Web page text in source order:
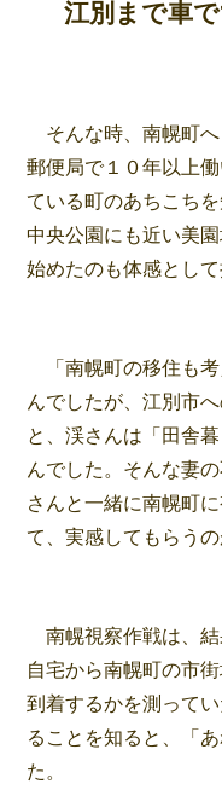
江別まで車で
そんな時、南幌町
郵便局で１０年以上
ている町のあちこち
中央公園にも近い美
始めたのも体感として
「南幌町の移住も
んでしたが、江別市
と、渓さんは「田舎
んでした。そんな妻
さんと一緒に南幌町
て、実感してもらう
南幌視察作戦は、
自宅から南幌町の市
到着するかを測って
ることを知ると、「
た。